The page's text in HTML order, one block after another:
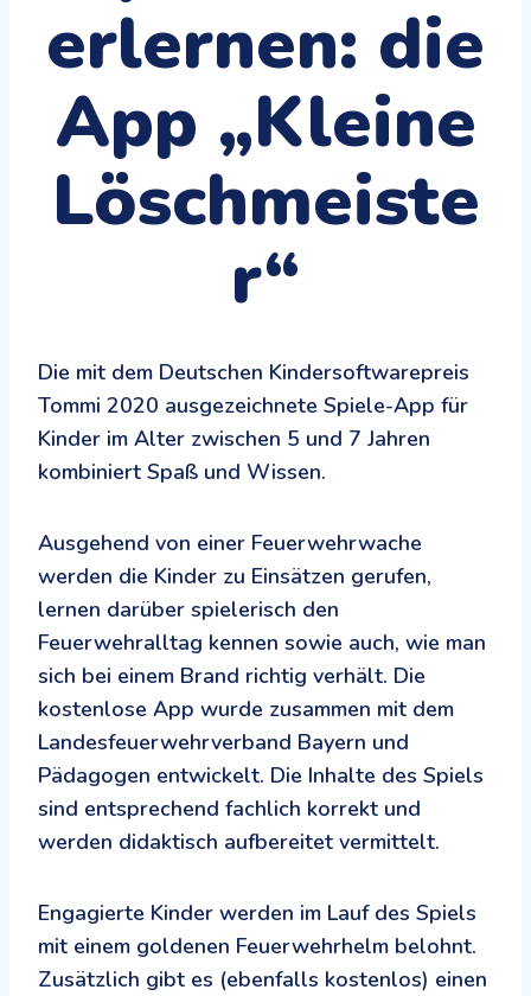
erlernen: die
App „Kleine
Löschmeiste
r“
Die mit dem Deutschen Kindersoftwarepreis
Tommi 2020 ausgezeichnete Spiele-App für
Kinder im Alter zwischen 5 und 7 Jahren
kombiniert Spaß und Wissen.
Ausgehend von einer Feuerwehrwache
werden die Kinder zu Einsätzen gerufen,
lernen darüber spielerisch den
Feuerwehralltag kennen sowie auch, wie man
sich bei einem Brand richtig verhält. Die
kostenlose App wurde zusammen mit dem
Landesfeuerwehrverband Bayern und
Pädagogen entwickelt. Die Inhalte des Spiels
sind entsprechend fachlich korrekt und
werden didaktisch aufbereitet vermittelt.
Engagierte Kinder werden im Lauf des Spiels
mit einem golden­en Feuer­wehr­helm be­lohnt.
Zusätz­lich gibt es (ebenfalls kostenlos) einen